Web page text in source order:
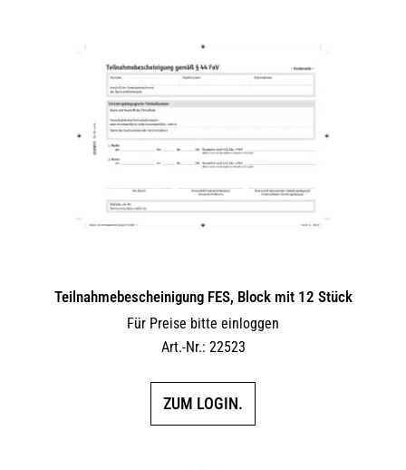
Teilnahmebescheinigung FES, Block mit 12 Stück
Für Preise bitte einloggen
Art.-Nr.: 22523
ZUM LOGIN.